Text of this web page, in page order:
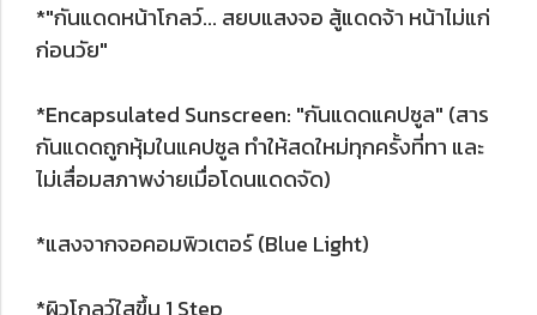
*"กันแดดหน้าโกลว์... สยบแสงจอ สู้แดดจ้า หน้าไม่แก่
ก่อนวัย"
*Encapsulated Sunscreen: "กันแดดแคปซูล" (สาร
กันแดดถูกหุ้มในแคปซูล ทำให้สดใหม่ทุกครั้งที่ทา และ
ไม่เสื่อมสภาพง่ายเมื่อโดนแดดจัด)
*แสงจากจอคอมพิวเตอร์ (Blue Light)
*ผิวโกลว์ใสขึ้น 1 Step